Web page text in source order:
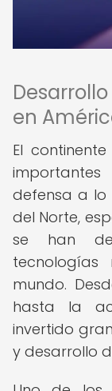
en
El
defensa a lo
del Norte,
se han
tecnologías
mundo.
hasta la
invertido
y desarrollo